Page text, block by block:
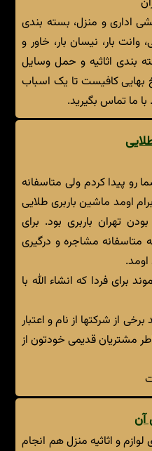
اداری و منزل، بسته بندی
وانت بار، نیسان بار، خاور و
بندی اثاثیه و حمل وسایل
کافیست تا یک اسباب
ما تماس بگیرید.
رو پیدا کردم ولی متاسفانه
اومد ماشین باربری طلایی
تهران باربری بود. برای
مشاجره و درگیری
برای فردا که انشاء الله با
از شرکتها از نام و اعتبار
مشتریان قدیمی خودتون از
آن
و اثاثیه منزل هم انجام